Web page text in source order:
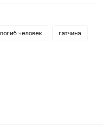
погиб человек гатчина